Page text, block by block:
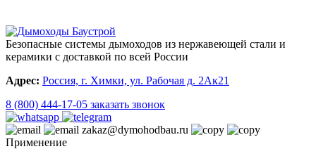
Безопасные системы дымоходов из нержавеющей стали и
керамики с доставкой по всей России
Адрес: Россия, г. Химки, ул. Рабочая д. 2Ак21
8 (800) 444-17-05 заказать звонок
zakaz@dymohodbau.ru
Применение